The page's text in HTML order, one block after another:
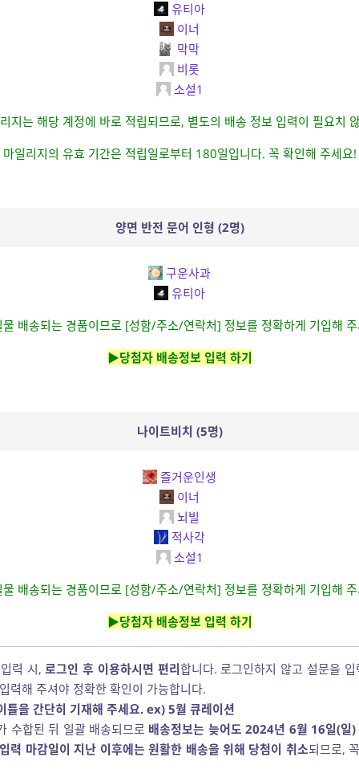
유티아
이너
막막
비롯
소설1
지는 해당 계정에 바로 적립되므로, 별도의 배송 정보 입력이 필요치
마일리지의 유효 기간은 적립일로부터 180일입니다. 꼭 확인해 주세요!
양면 반전 문어 인형 (2명)
구운사과
유티아
배송되는 경품이므로 [성함/주소/연락처] 정보를 정확하게 기입해
▶당첨자 배송정보 입력 하기
나이트비치 (5명)
즐거운인생
이너
뇌빌
적사각
소설1
배송되는 경품이므로 [성함/주소/연락처] 정보를 정확하게 기입해
▶당첨자 배송정보 입력 하기
력 시,로그인 후 이용하시면 편리합니다. 로그인하지 않고 설문을
력해 주셔야 정확한 확인이 가능합니다.
틀을 간단히 기재해 주세요. ex) 5월 큐레이션
수합된 뒤 일괄 배송되므로 배송정보는 늦어도 2024년 6월 16일(일)
력 마감일이 지난 이후에는 원활한 배송을 위해 당첨이 취소되므로,